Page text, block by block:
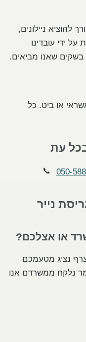
להוציא ניילונים,
ידי עובדינו
בשקים שאנו מביאים.
או ביט. כל
עת
050-
📞
נייר
או אצלכם?
נציג מטעמכם
נלקח ממשרדם אנו